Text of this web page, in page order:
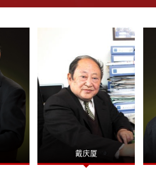
戴庆厦